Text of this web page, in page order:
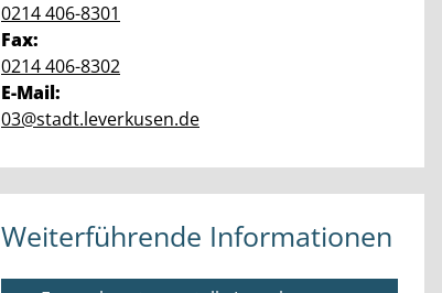
0214 406-8301
Fax:
0214 406-8302
E-Mail:
03@stadt.leverkusen.de
Weiterführende Informationen